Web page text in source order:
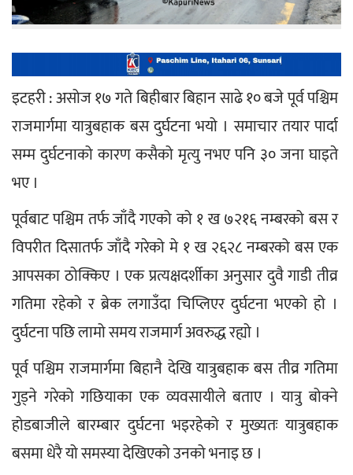
इटहरी : असोज १७ गते बिहीबार बिहान साढे १० बजे पूर्व पश्चिम
राजमार्गमा यात्रुबहाक बस दुर्घटना भयो । समाचार तयार पार्दा
सम्म दुर्घटनाको कारण कसैको मृत्यु नभए पनि ३० जना घाइते
भए ।
पूर्वबाट पश्चिम तर्फ जाँदै गएको को १ ख ७२१६ नम्बरको बस र
विपरीत दिसातर्फ जाँदै गरेको मे १ ख २६२८ नम्बरको बस एक
आपसका ठोक्किए । एक प्रत्यक्षदर्शीका अनुसार दुवै गाडी तीव्र
गतिमा रहेको र ब्रेक लगाउँदा चिप्लिएर दुर्घटना भएको हो ।
दुर्घटना पछि लामो समय राजमार्ग अवरुद्ध रह्यो ।
पूर्व पश्चिम राजमार्गमा बिहानै देखि यात्रुबहाक बस तीव्र गतिमा
गुड्ने गरेको गछियाका एक व्यवसायीले बताए । यात्रु बोक्ने
होडबाजीले बारम्बार दुर्घटना भइरहेको र मुख्यतः यात्रुबहाक
बसमा धेरै यो समस्या देखिएको उनको भनाइ छ ।